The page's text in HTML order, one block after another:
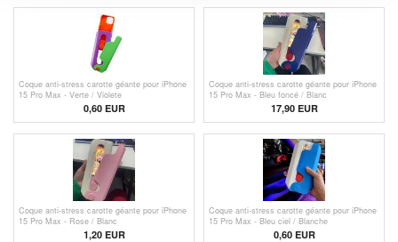
Coque anti-stress carotte géante pour iPhone
15 Pro Max - Verte / Violete
0,60EUR
Coque anti-stress carotte géante pour iPhone
15 Pro Max - Bleu foncé / Blanc
17,90 EUR
Coque anti-stress carotte géante pour iPhone
15 Pro Max - Rose / Blanc
1,20EUR
Coque anti-stress carotte géante pour iPhone
15 Pro Max - Bleu ciel / Blanche
0,60EUR